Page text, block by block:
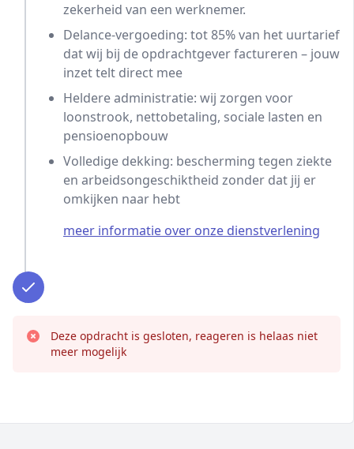
zekerheid van een werknemer.
Delance-vergoeding: tot 85% van het uurtarief
dat wij bij de opdrachtgever factureren – jouw
inzet telt direct mee
Heldere administratie: wij zorgen voor
loonstrook, nettobetaling, sociale lasten en
pensioenopbouw
Volledige dekking: bescherming tegen ziekte
en arbeidsongeschiktheid zonder dat jij er
omkijken naar hebt
meer informatie over onze dienstverlening
Deze opdracht is gesloten, reageren is helaas niet
meer mogelijk